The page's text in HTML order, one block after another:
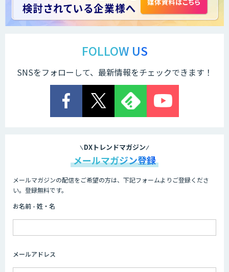
Cogent AI Cabinet
imprai ezKotae
FOLLOW US
SNSをフォローして、最新情報をチェックできます！
DXトレンドマガジン
メールマガジン登録
メールマガジンの配信をご希望の方は、下記フォームよりご登録くださ
い。登録無料です。
お名前 - 姓・名
メールアドレス